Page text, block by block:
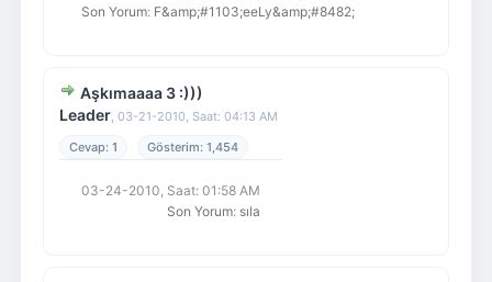
Son Yorum: F&amp;#1103;eeLy&amp;#8482;
Aşkımaaaa 3 :)))
Leader, 03-21-2010, Saat: 04:13 AM
1
1,454
03-24-2010, Saat: 01:58 AM
Son Yorum: sıla